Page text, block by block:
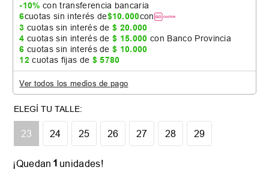
-10% con transferencia bancaria
6cuotas sin interés de$10.000con
3 cuotas sin interés de$ 20.000
4 cuotas sin interés de$ 15.000 con Banco Provincia
6 cuotas sin interés de$ 10.000
12 cuotas fijas de $ 5780
Ver todos los medios de pago
23 24 25 26 27 28 29
Colores